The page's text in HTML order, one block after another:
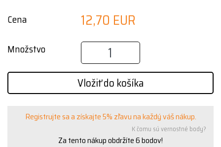
Cena
12,70 EUR
Množstvo
Vložiť do košíka
Registrujte sa a získajte 5% zľavu na každý váš nákup.
K čomu sú vernostné body?
Za tento nákup obdržíte6bodov!